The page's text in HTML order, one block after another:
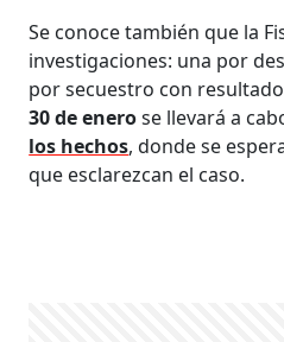
Se conoce también que la
investigaciones: una por
por secuestro con
30 de enerose llevará a
los hechos, donde se
que esclarezcan el caso.